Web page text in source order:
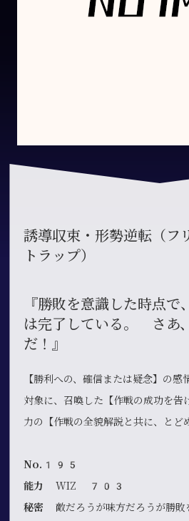
誘導収束・形勢逆転（フ
トラップ）
『勝敗を意識した時点
は完了している。 さあ
だ！』
【勝利への、確信または疑念】の
対象に、召喚した【作戦の成功を告
力の【作戦の全貌解説と共に、とど
No.195
能力WIZ 703
秘密 敵だろうが味方だろうが勝敗